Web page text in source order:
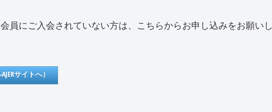
員にご入会されていない方は、こちらからお申し込みをお願いし
サイトへ）